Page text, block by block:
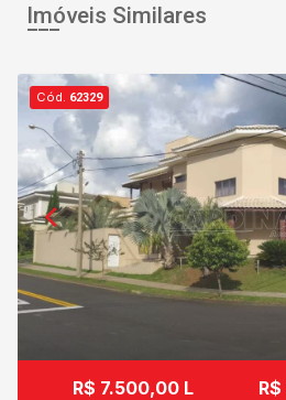
Imóveis Similares
Cód. 62329
R$ 7.500,00 L